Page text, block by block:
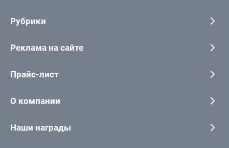
Рубрики
Реклама на сайте
Прайс-лист
О компании
Наши награды